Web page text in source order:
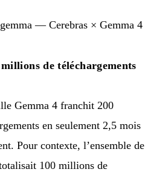
— Cerebras × Gemma 4
de téléchargements
Gemma 4 franchit 200
en seulement 2,5 mois
Pour contexte, l’ensemble de
100 millions de